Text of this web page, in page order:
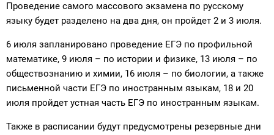
Проведение самого массового экзамена по русскому
языку будет разделено на два дня, он пройдет 2 и 3 июля.
6 июля запланировано проведение ЕГЭ по профильной
математике, 9 июля – по истории и физике, 13 июля – по
обществознанию и химии, 16 июля – по биологии, а также
письменной части ЕГЭ по иностранным языкам, 18 и 20
июля пройдет устная часть ЕГЭ по иностранным языкам.
Также в расписании будут предусмотрены резервные дни